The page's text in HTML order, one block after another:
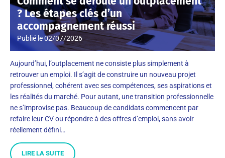
? Les étapes clés d’un
accompagnement réussi
Publié le02/07/2026
Aujourd’hui, l’outplacement ne consiste plus simplement à
retrouver un emploi. Il s’agit de construire un nouveau projet
professionnel, cohérent avec ses compétences, ses aspirations et
les réalités du marché. Pour autant, une transition professionnelle
ne s’improvise pas. Beaucoup de candidats commencent par
refaire leur CV ou répondre à des offres d’emploi, sans avoir
réellement défini…
LIRE LA SUITE